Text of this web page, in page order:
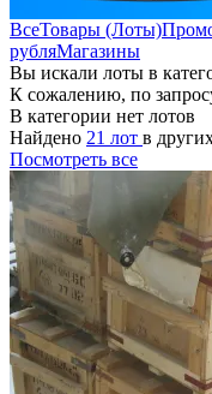
ВсеТовары (Лоты)
рубляМагазины
Вы искали лоты в
К сожалению, по
В категории нет лотов
Найдено 21 лот в
Посмотреть все